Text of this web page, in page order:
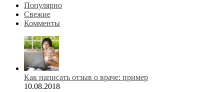
Популярно
Свежие
Комменты
Как написать отзыв о враче: пример
10.08.2018